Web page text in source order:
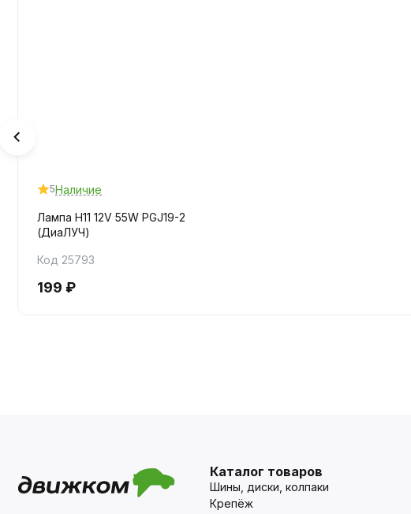
5Наличие
Лампа H11 12V 55W PGJ19-2
(ДиаЛУЧ)
Код 25793
199 ₽
Каталог товаров
Шины, диски, колпаки
Крепёж